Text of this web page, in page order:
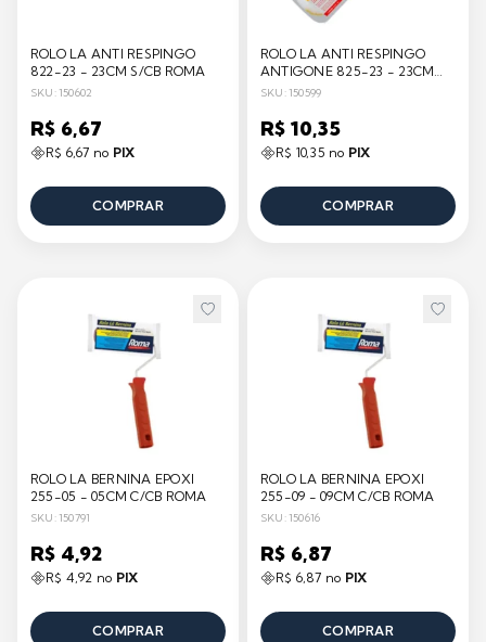
ROLO LA ANTI RESPINGO
822-23 - 23CM S/CB ROMA
SKU: 150602
R$ 6,67
R$ 6,67 no PIX
COMPRAR
ROLO LA ANTI RESPINGO
ANTIGONE 825-23 - 23CM
S/CB ROMA
SKU: 150599
R$ 10,35
R$ 10,35 no PIX
COMPRAR
ROLO LA BERNINA EPOXI
255-05 - 05CM C/CB ROMA
SKU: 150791
R$ 4,92
R$ 4,92 no PIX
COMPRAR
ROLO LA BERNINA EPOXI
255-09 - 09CM C/CB ROMA
SKU: 150616
R$ 6,87
R$ 6,87 no PIX
COMPRAR